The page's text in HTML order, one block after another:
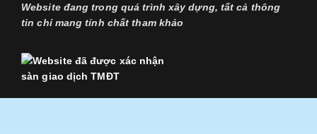
Website đang trong quá trình xây dựng, tất cả thông
tin chỉ mang tính chất tham khảo